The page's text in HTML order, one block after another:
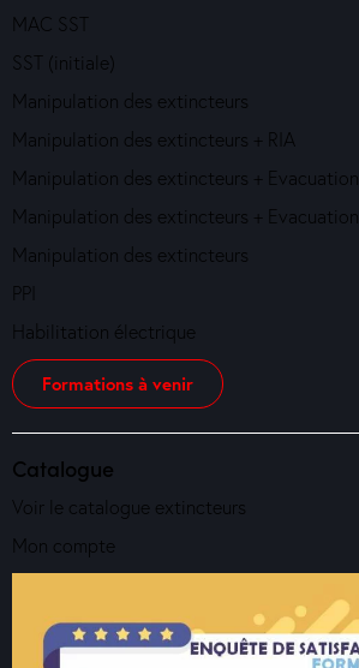
MAC SST
SST (initiale)
Manipulation des extincteurs
Manipulation des extincteurs + RIA
Manipulation des extincteurs + Evacuation
Manipulation des extincteurs + Evacuation
Manipulation des extincteurs
PPI
Habilitation électrique
Formations à venir
Catalogue
Voir le catalogue extincteurs
Mon compte